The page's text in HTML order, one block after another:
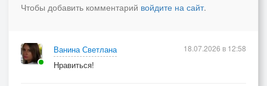
Чтобы добавить комментарий войдите на сайт.
Ванина Светлана
Нравиться!
18.07.2026 в 12:58